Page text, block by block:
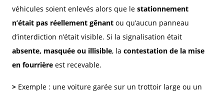
véhicules soient enlevés alors que le stationnement
n’était pas réellement gênant ou qu’aucun panneau
d’interdiction n’était visible. Si la signalisation était
absente, masquée ou illisible, la contestation de la mise
en fourrière est recevable.
> Exemple : une voiture garée sur un trottoir large ou un